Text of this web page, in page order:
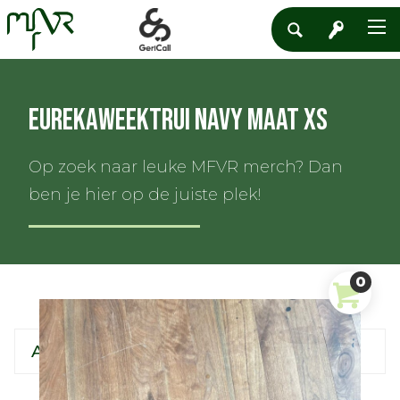
Eurekaweektrui navy maat XS
Op zoek naar leuke MFVR merch? Dan
ben je hier op de juiste plek!
0
Almanak Eurekaweektrui Kleding